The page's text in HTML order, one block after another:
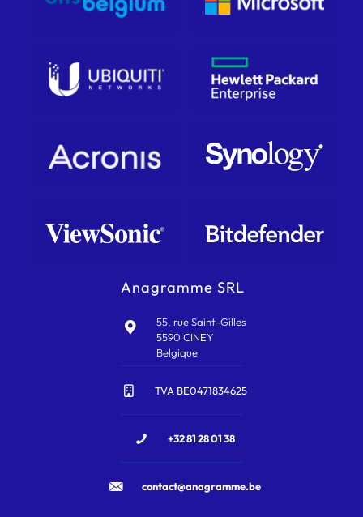
Anagramme SRL
55, rue Saint-Gilles
5590 CINEY
Belgique
TVA BE0471834625
+32 81 28 01 38
contact@anagramme.be